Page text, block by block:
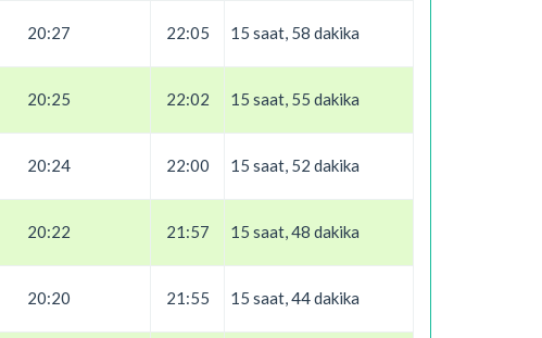
20:27 22:05 15 saat, 58 dakika
20:25 22:02 15 saat, 55 dakika
20:24 22:00 15 saat, 52 dakika
20:22 21:57 15 saat, 48 dakika
20:20 21:55 15 saat, 44 dakika